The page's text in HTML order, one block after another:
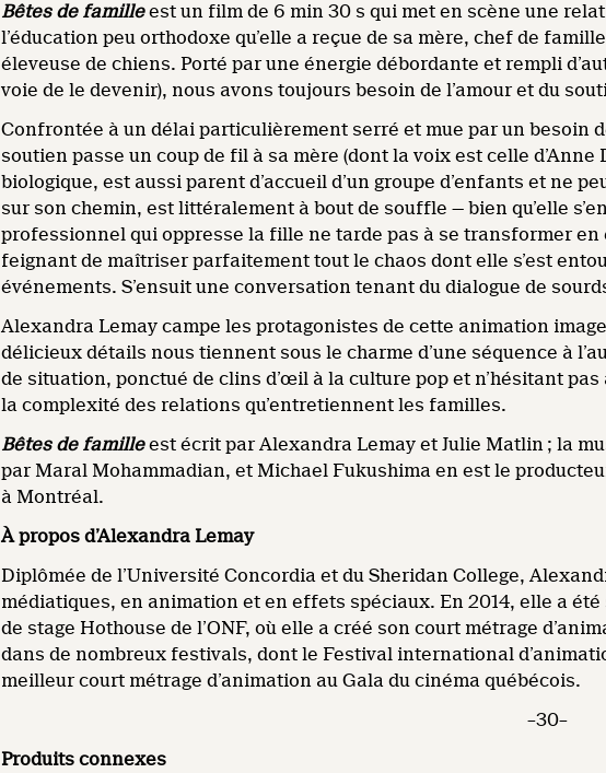
Bêtes de familleest un film de 6 min 30 s qui met en scène une
l’éducation peu orthodoxe qu’elle a reçue de sa mère, chef de
éleveuse de chiens. Porté par une énergie débordante et rempli
voie de le devenir), nous avons toujours besoin de l’amour et du
Confrontée à un délai particulièrement serré et mue par un besoin
soutien passe un coup de fil à sa mère (dont la voix est celle
biologique, est aussi parent d’accueil d’un groupe d’enfants et ne
sur son chemin, est littéralement à bout de souffle — bien qu’elle
professionnel qui oppresse la fille ne tarde pas à se transformer
feignant de maîtriser parfaitement tout le chaos dont elle s’est
événements. S’ensuit une conversation tenant du dialogue de
Alexandra Lemay campe les protagonistes de cette animation
délicieux détails nous tiennent sous le charme d’une séquence à
de situation, ponctué de clins d’œil à la culture pop et n’hésitant
la complexité des relations qu’entretiennent les familles.
Bêtes de familleest écrit par Alexandra Lemay et Julie Matlin ; la
par Maral Mohammadian, et Michael Fukushima en est le
à Montréal.
À propos d’Alexandra Lemay
Diplômée de l’Université Concordia et du Sheridan College,
médiatiques, en animation et en effets spéciaux. En 2014, elle a
de stage Hothouse de l’ONF, où elle a créé son court métrage
dans de nombreux festivals, dont le Festival international
meilleur court métrage d’animation au Gala du cinéma québécois.
–30–
Produits connexes